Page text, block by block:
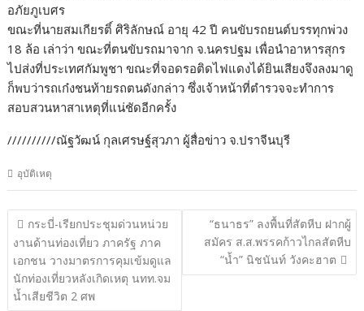
อภัยภูเบศร
ขณะที่นายสมเกียรติ์ ศิริลักษณ์ อายุ 42 ปี คนขับรถยนต์บรรทุกพ่วง
18 ล้อ เล่าว่า ขณะที่ตนขับรถมาจาก จ.นครปฐม เพื่อนำอาหารสุกร
ไปส่งที่ประเทศกัมพูชา ขณะที่จอดรอติดไฟแดงได้ยินเสียงจึงลงมาดู
ก็พบว่ารถเก๋งชนท้ายรถตนดังกล่าว ซึ่งเจ้าหน้าที่ตำรวจจะทำการ
สอบสวนหาสาเหตุที่แน่ชัดอีกครั้ง
//////////ณัฐวัฒน์ กุลเศรษฐ์สุวภา ผู้สื่อข่าว จ.ปราจีนบุรี
อุบัติเหตุ
แนะแนว
เรื่อง
กระบี่-เรียกประชุมด่วนหน่วย
งานด้านท่องเที่ยว ภาครัฐ ภาค
เอกชน วางมาตรการคุมเข้มดูแล
นักท่องเที่ยวหลังเกิดเหตุ นทท.จม
น้ำเสียชีวิต 2 ศพ
“ธนาธร” ลงพื้นที่สัตหีบ ฝากผู้
สมัคร ส.ส.พรรคก้าวไกลสัตหีบ
“น้ำ” นิชนันท์ วังคะฮาต